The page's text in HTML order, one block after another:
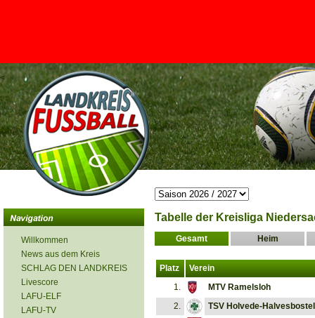
<
Willkommen
News aus dem Kreis
SCHLAG DEN LANDKREIS
Livescore
LAFU-ELF
LAFU-TV
Tabelle der Kreisliga
Gesamt Heim
Platz
Verein
1.
MTV Ramelsloh
2.
TSV Holvede-Halvesbostel